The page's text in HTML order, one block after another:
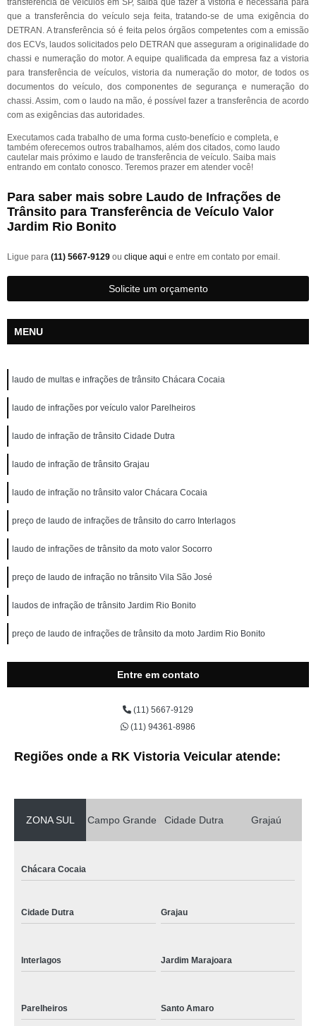
transferência de veículos em SP, saiba que fazer a vistoria é necessária para
que a transferência do veículo seja feita, tratando-se de uma exigência do
DETRAN. A transferência só é feita pelos órgãos competentes com a emissão
dos ECVs, laudos solicitados pelo DETRAN que asseguram a originalidade do
chassi e numeração do motor. A equipe qualificada da empresa faz a vistoria
para transferência de veículos, vistoria da numeração do motor, de todos os
documentos do veículo, dos componentes de segurança e numeração do
chassi. Assim, com o laudo na mão, é possível fazer a transferência de acordo
com as exigências das autoridades.
Executamos cada trabalho de uma forma custo-benefício e completa, e
também oferecemos outros trabalhamos, além dos citados, como laudo
cautelar mais próximo e laudo de transferência de veículo. Saiba mais
entrando em contato conosco. Teremos prazer em atender você!
Para saber mais sobre Laudo de Infrações de
Trânsito para Transferência de Veículo Valor
Jardim Rio Bonito
Ligue para (11) 5667-9129 ou clique aqui e entre em contato por email.
Solicite um orçamento
MENU
laudo de multas e infrações de trânsito Chácara Cocaia
laudo de infrações por veículo valor Parelheiros
laudo de infração de trânsito Cidade Dutra
laudo de infração de trânsito Grajau
laudo de infração no trânsito valor Chácara Cocaia
preço de laudo de infrações de trânsito do carro Interlagos
laudo de infrações de trânsito da moto valor Socorro
preço de laudo de infração no trânsito Vila São José
laudos de infração de trânsito Jardim Rio Bonito
preço de laudo de infrações de trânsito da moto Jardim Rio Bonito
Entre em contato
(11) 5667-9129
(11) 94361-8986
Regiões onde a RK Vistoria Veicular atende:
ZONA SUL Campo Grande Cidade Dutra Grajaú
Chácara Cocaia
Cidade Dutra Grajau
Interlagos Jardim Marajoara
Parelheiros Santo Amaro